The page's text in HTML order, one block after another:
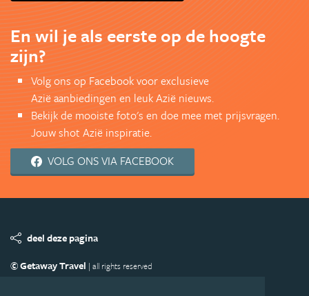
En wil je als eerste op de hoogte
zijn?
Volg ons op Facebook voor exclusieve
Azië aanbiedingen en leuk Azië nieuws.
Bekijk de mooiste foto's en doe mee met prijsvragen.
Jouw shot Azië inspiratie.
VOLG ONS VIA FACEBOOK
deel deze pagina
© Getaway Travel | all rights reserved